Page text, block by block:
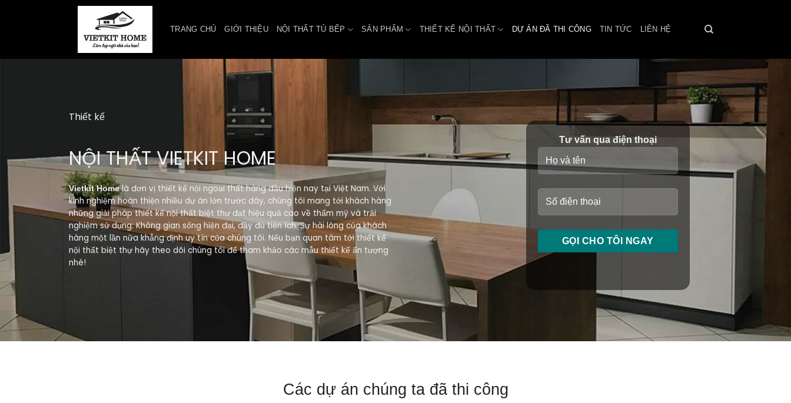
TRANG CHỦ GIỚI THIỆU NỘI THẤT TỦ BẾP SẢN PHẨM THIẾT KẾ NỘI THẤT DỰ ÁN ĐÃ THI CÔNG TIN TỨC LIÊN HỆ
Thiết kế
NỘI THẤT VIETKIT HOME
Vietkit Homelà đơn vị thiết kế nội ngoại thất hàng đầu hiện nay tại Việt Nam. Với
kinh nghiệm hoàn thiện nhiều dự án lớn trước đây, chúng tôi mang tới khách hàng
những giải pháp thiết kế nội thất biệt thự đạt hiệu quả cao về thẩm mỹ và trải
nghiệm sử dụng: Không gian sống hiện đại, đầy đủ tiện ích. Sự hài lòng của khách
hàng một lần nữa khẳng định uy tín của chúng tôi. Nếu bạn quan tâm tới thiết kế
nội thất biệt thự hãy theo dõi chúng tôi để tham khảo các mẫu thiết kế ấn tượng
nhé!
Tư vấn qua điện thoại
Các dự án chúng ta đã thi công